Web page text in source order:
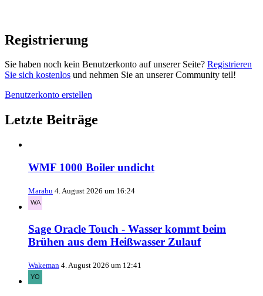
Registrierung
Sie haben noch kein Benutzerkonto auf unserer Seite? Registrieren
Sie sich kostenlos und nehmen Sie an unserer Community teil!
Benutzerkonto erstellen
Letzte Beiträge
WMF 1000 Boiler undicht
Marabu 4. August 2026 um 16:24
Sage Oracle Touch - Wasser kommt beim
Brühen aus dem Heißwasser Zulauf
Wakeman 4. August 2026 um 12:41